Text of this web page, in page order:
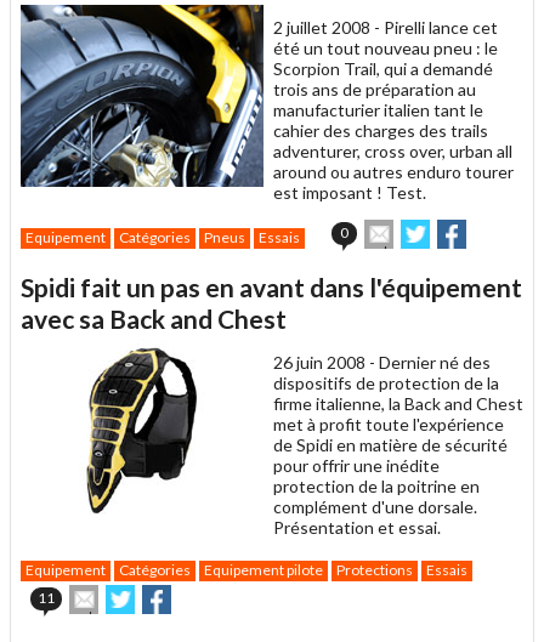
ami
2 juillet 2008 - Pirelli lance cet
été un tout nouveau pneu : le
Scorpion Trail, qui a demandé
trois ans de préparation au
manufacturier italien tant le
cahier des charges des trails
adventurer, cross over, urban all
around ou autres enduro tourer
est imposant ! Test.
Equipement Catégories Pneus Essais 0
Envoyer
cet
Partager
sur sur
Spidi fait un pas en avant dans l'équipement
avec sa Back and Chest
26 juin 2008 - Dernier né des
dispositifs de protection de la
firme italienne, la Back and Chest
met à profit toute l'expérience
de Spidi en matière de sécurité
pour offrir une inédite
protection de la poitrine en
complément d'une dorsale.
Présentation et essai.
Equipement Catégories Equipement pilote Protections
Essais
11
Envoyer
cet
Partager
sur sur